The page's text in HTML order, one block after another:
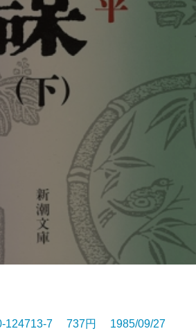
124713-7 737円 1985/09/27